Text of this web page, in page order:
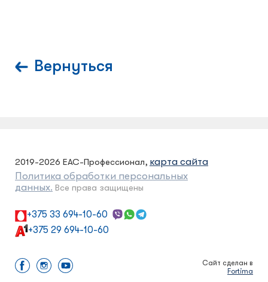
Вернуться
2019-2026 ЕАС-Профессионал, карта сайта
Политика обработки персональных
данных. Все права защищены
+375 33 694-10-60
+375 29 694-10-60
Сайт сделан в
Fortima